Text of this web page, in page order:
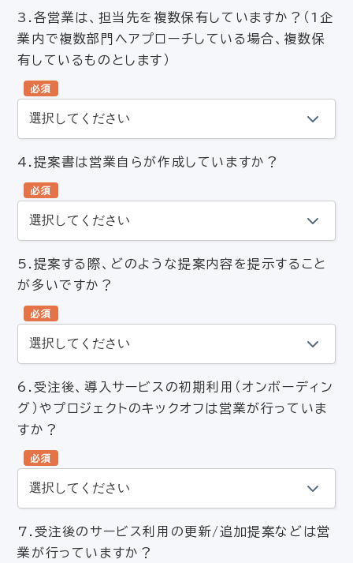
3.各営業は、担当先を複数保有していますか？（1企
業内で複数部門へアプローチしている場合、複数保
有しているものとします）
必須
4.提案書は営業自らが作成していますか？
必須
5.提案する際、どのような提案内容を提示すること
が多いですか？
必須
6.受注後、導入サービスの初期利用（オンボーディン
グ）やプロジェクトのキックオフは営業が行っていま
すか？
必須
7.受注後のサービス利用の更新/追加提案などは営
業が行っていますか？